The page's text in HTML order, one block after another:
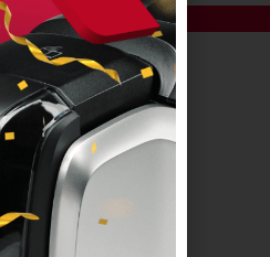
EQUIPOS